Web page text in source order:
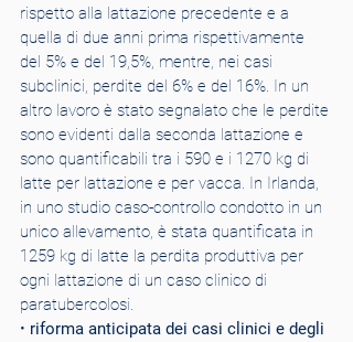
rispetto alla lattazione precedente e a
quella di due anni prima rispettivamente
del 5% e del 19,5%, mentre, nei casi
subclinici, perdite del 6% e del 16%. In un
altro lavoro è stato segnalato che le perdite
sono evidenti dalla seconda lattazione e
sono quantificabili tra i 590 e i 1270 kg di
latte per lattazione e per vacca. In Irlanda,
in uno studio caso-controllo condotto in un
unico allevamento, è stata quantificata in
1259 kg di latte la perdita produttiva per
ogni lattazione di un caso clinico di
paratubercolosi.
• riforma anticipata dei casi clinici e degli